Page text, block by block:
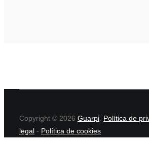
Copyright © 2026 Guarpi Política de
legal - Política de cookies